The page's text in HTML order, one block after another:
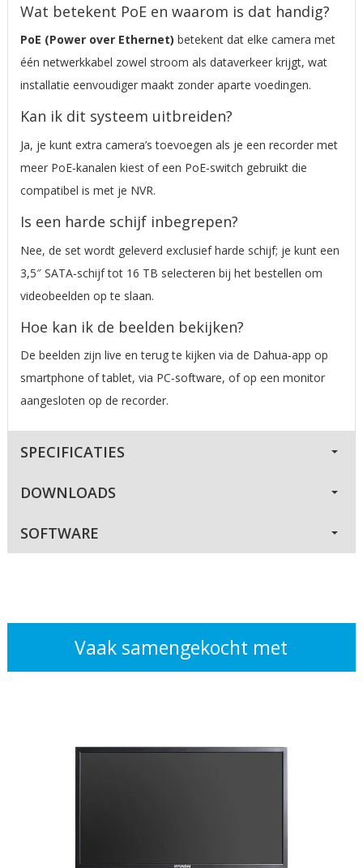
Vaak samengekocht met
Wat betekent PoE en waarom is dat handig?
PoE (Power over Ethernet) betekent dat elke camera met
één netwerkkabel zowel stroom als dataverkeer krijgt, wat
installatie eenvoudiger maakt zonder aparte voedingen.
Kan ik dit systeem uitbreiden?
Ja, je kunt extra camera’s toevoegen als je een recorder met
meer PoE‑kanalen kiest of een PoE‑switch gebruikt die
compatibel is met je NVR.
Is een harde schijf inbegrepen?
Nee, de set wordt geleverd exclusief harde schijf; je kunt een
3,5″ SATA‑schijf tot 16 TB selecteren bij het bestellen om
videobeelden op te slaan.
Hoe kan ik de beelden bekijken?
De beelden zijn live en terug te kijken via de Dahua‑app op
smartphone of tablet, via PC‑software, of op een monitor
aangesloten op de recorder.
SPECIFICATIES
DOWNLOADS
SOFTWARE